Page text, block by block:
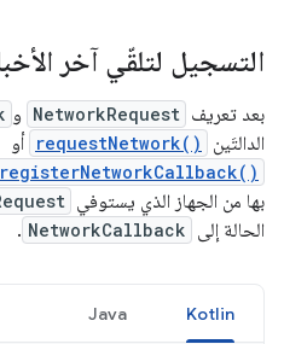
التسجيل لتلقّي آخر
بعد تعريف NetworkRequest و
الدالتَين
requestNetwork() أو
registerNetworkCallback()
بها من الجهاز الذي يستوفي
الحالة إلى NetworkCallback
.
Kotlin
Java